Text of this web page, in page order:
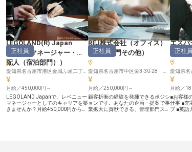
LEGOLAND(R) Japan
Hotel（ マネージャー・支
配人（宿泊部門）
）
正社員
月給／450,000円～
LEGOLAND Japanで、レベニュー
マネージャーとしてのキャリアを築
きませんか？月給450,000円からの
REJ株式会社（オフィス）
（管理部門その他）
正社員
月給／250,000円～
顧客折衝の経験を発揮できるポジシ
ョンです。あなたの企画・提案で事
業拡大に貢献できる、管理部門スタ
エスパ
ル（セ
正社員
月給／
■お客様
仕事 ■充
プ ■英語